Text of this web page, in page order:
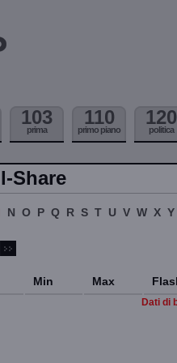
103
prima
110
primo piano
120
politica
Share
N O P Q R S T U V W X Y
Min Max
Dati di